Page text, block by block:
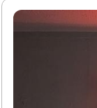
후무스는 고소
당 내부는 아늑
입니다. 다양한
사로잡습니다.
험하고 싶은 분